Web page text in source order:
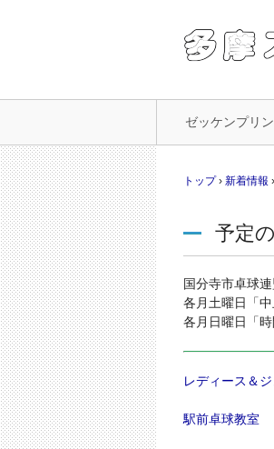
テ
ン
ツ
へ
ス
キ
ッ
プ
ゼッケンプリ
トップ › 新着情報 ›
予定
国分寺市卓球
各月土曜日「
各月日曜日「時
レディース＆
駅前卓球教室